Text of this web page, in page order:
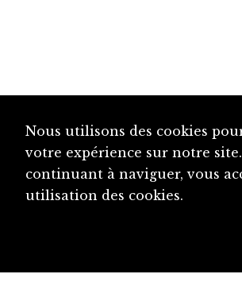
Nous utilisons des cookies
votre expérience sur notre
continuant à naviguer, vous
utilisation des cookies.